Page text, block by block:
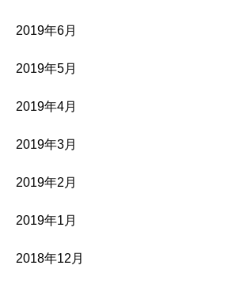
2019年6月
2019年5月
2019年4月
2019年3月
2019年2月
2019年1月
2018年12月